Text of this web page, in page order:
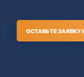
ОСТАВЬТЕ ЗАЯВКУ